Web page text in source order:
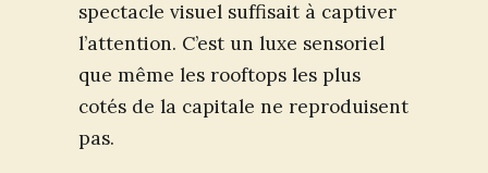
spectacle visuel suffisait à captiver
l’attention. C’est un luxe sensoriel
que même les rooftops les plus
cotés de la capitale ne reproduisent
pas.